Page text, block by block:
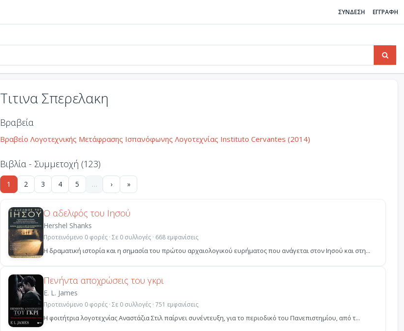
ΣΥΝΔΕΣΗ ΕΓΓΡΑΦΗ
Τιτινα Σπερελακη
Βραβεία
Βραβείο Λογοτεχνικής Μετάφρασης Ισπανόφωνης Λογοτεχνίας Instituto Cervantes (2014)
Βιβλία - Συμμετοχή (123)
1 2 3 4 5 … › »
Ο αδελφός του Ιησού
Hershel Shanks
Προτεινόμενο 0 φορές · Σε 0 συλλογές · 668 εμφανίσεις
Η δραματική ιστορία και η σημασία του πρώτου αρχαιολογικού ευρήματος που ανάγεται στον Ιησού και στη...
Πενήντα αποχρώσεις του γκρι
E. L. James
Προτεινόμενο 0 φορές · Σε 0 συλλογές · 751 εμφανίσεις
Η φοιτήτρια λογοτεχνίας Αναστάζια Στιλ παίρνει συνέντευξη, για το περιοδικό του Πανεπιστημίου, από τ...